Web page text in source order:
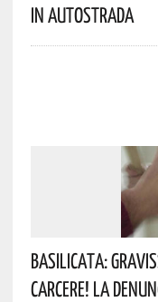
In Autostrada
Basilicata:
Carcere! La